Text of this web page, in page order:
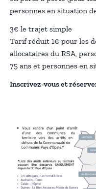
personnes en situation
3€ le trajet simple
Tarif réduit 1€ pour les
allocataires du RSA,
75 ans et personnes en
Inscrivez-vous et